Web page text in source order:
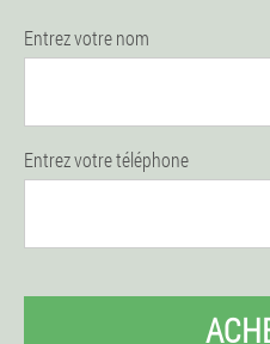
Entrez votre nom
Entrez votre téléphone